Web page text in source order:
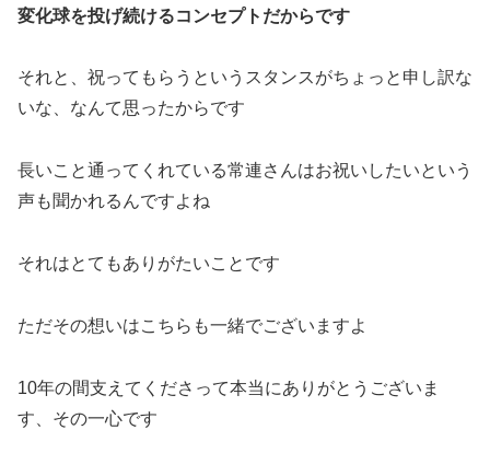
変化球を投げ続けるコンセプトだからです
それと、祝ってもらうというスタンスがちょっと申し訳な
いな、なんて思ったからです
長いこと通ってくれている常連さんはお祝いしたいという
声も聞かれるんですよね
それはとてもありがたいことです
ただその想いはこちらも一緒でございますよ
10年の間支えてくださって本当にありがとうございま
す、その一心です